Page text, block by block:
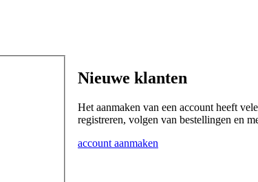
Nieuwe klanten
Het aanmaken van een account heeft
registreren, volgen van bestellingen en
account aanmaken